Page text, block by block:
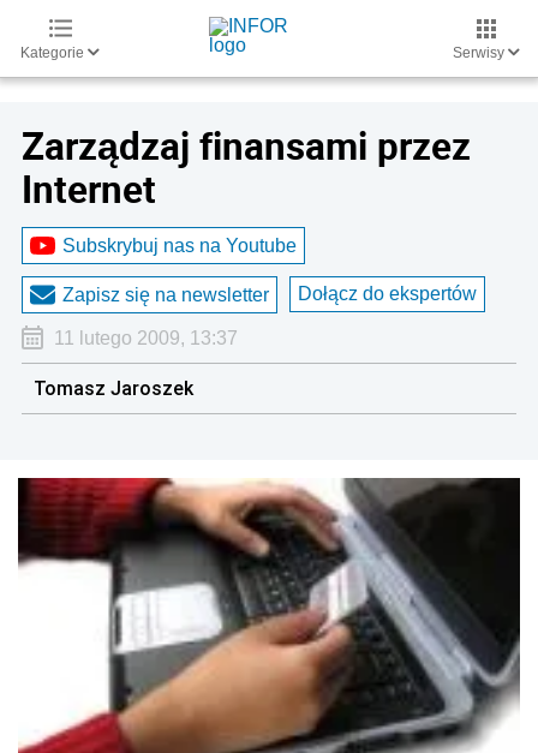
Kategorie Serwisy
Zarządzaj finansami przez
Internet
Subskrybuj nas na Youtube
Zapisz się na newsletter Dołącz do ekspertów
11 lutego 2009, 13:37
Tomasz Jaroszek